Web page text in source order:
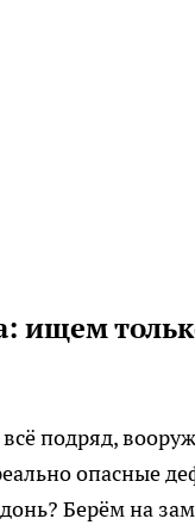
ищем
всё подряд,
опасные
Берём на